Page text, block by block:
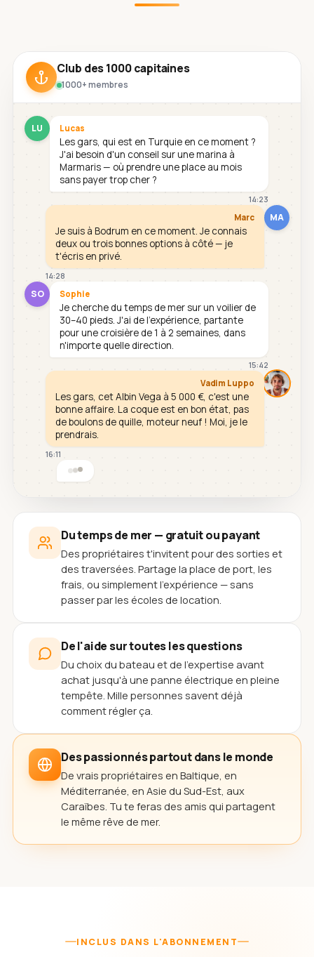
Club des 1000 capitaines
1000+ membres
LU Lucas
Les gars, qui est en Turquie en ce moment ?
J'ai besoin d'un conseil sur une marina à
Marmaris — où prendre une place au mois
sans payer trop cher ?
14:23
MA
Marc
Je suis à Bodrum en ce moment. Je connais
deux ou trois bonnes options à côté — je
t'écris en privé.
14:28
SO Sophie
Je cherche du temps de mer sur un voilier de
30–40 pieds. J'ai de l'expérience, partante
pour une croisière de 1 à 2 semaines, dans
n'importe quelle direction.
15:42
Vadim Luppo
Les gars, cet Albin Vega à 5 000 €, c'est une
bonne affaire. La coque est en bon état, pas
de boulons de quille, moteur neuf ! Moi, je le
prendrais.
16:11
Du temps de mer — gratuit ou payant
Des propriétaires t'invitent pour des sorties et
des traversées. Partage la place de port, les
frais, ou simplement l'expérience — sans
passer par les écoles de location.
De l'aide sur toutes les questions
Du choix du bateau et de l'expertise avant
achat jusqu'à une panne électrique en pleine
tempête. Mille personnes savent déjà
comment régler ça.
Des passionnés partout dans le monde
De vrais propriétaires en Baltique, en
Méditerranée, en Asie du Sud-Est, aux
Caraïbes. Tu te feras des amis qui partagent
le même rêve de mer.
INCLUS DANS L'ABONNEMENT